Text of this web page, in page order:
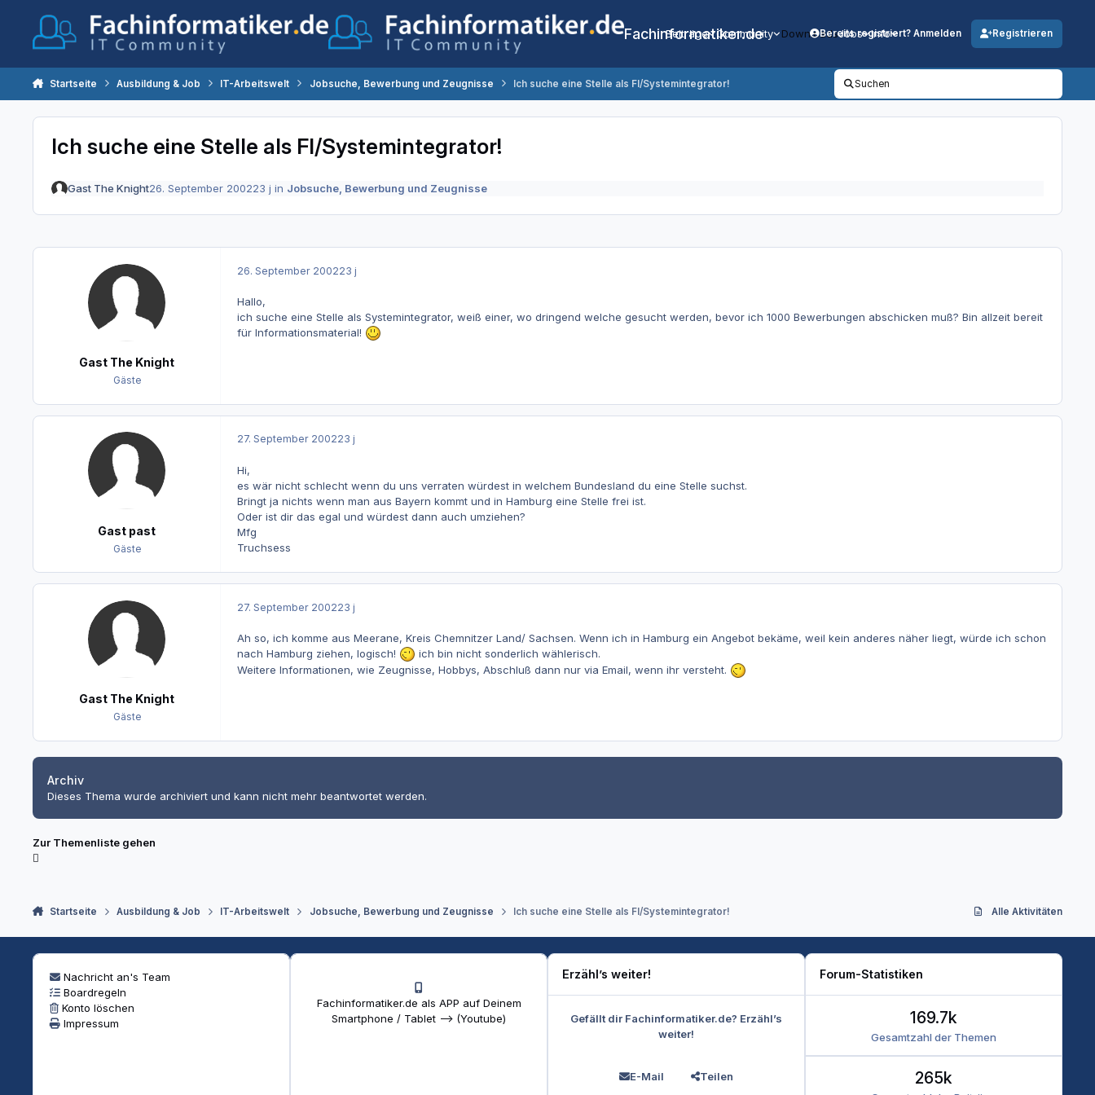
Fachinformatiker.de
Beiträge Community DownloadsJobs Info
Bereits registriert? Anmelden Registrieren
Startseite Ausbildung & Job IT-Arbeitswelt Jobsuche, Bewerbung und Zeugnisse Ich suche eine Stelle als FI/Systemintegrator! Suchen
Ich suche eine Stelle als FI/Systemintegrator!
Gast The Knight26. September 200223 j in Jobsuche, Bewerbung und Zeugnisse
Gast The Knight
Gäste
26. September 200223 j
Hallo,
ich suche eine Stelle als Systemintegrator, weiß einer, wo dringend welche gesucht werden, bevor ich 1000 Bewerbungen abschicken muß? Bin allzeit bereit
für Informationsmaterial!
Gast past
Gäste
27. September 200223 j
Hi,
es wär nicht schlecht wenn du uns verraten würdest in welchem Bundesland du eine Stelle suchst.
Bringt ja nichts wenn man aus Bayern kommt und in Hamburg eine Stelle frei ist.
Oder ist dir das egal und würdest dann auch umziehen?
Mfg
Truchsess
Gast The Knight
Gäste
27. September 200223 j
Ah so, ich komme aus Meerane, Kreis Chemnitzer Land/ Sachsen. Wenn ich in Hamburg ein Angebot bekäme, weil kein anderes näher liegt, würde ich schon
nach Hamburg ziehen, logisch!
ich bin nicht sonderlich wählerisch.
Weitere Informationen, wie Zeugnisse, Hobbys, Abschluß dann nur via Email, wenn ihr versteht.
Archiv
Dieses Thema wurde archiviert und kann nicht mehr beantwortet werden.
Zur Themenliste gehen
Startseite Ausbildung & Job IT-Arbeitswelt Jobsuche, Bewerbung und Zeugnisse Ich suche eine Stelle als FI/Systemintegrator! Alle Aktivitäten
Nachricht an's Team
Boardregeln
Konto löschen
Impressum
Fachinformatiker.de als APP auf Deinem
Smartphone / Tablet --> (Youtube)
Erzähl’s weiter!
Gefällt dir Fachinformatiker.de? Erzähl’s
weiter!
E-Mail Teilen
Forum-Statistiken
Gesamtzahl der Themen
169.7k
265k